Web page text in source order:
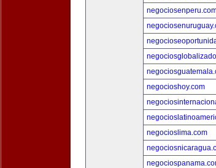
negocioshoy.com
negocioslima.com